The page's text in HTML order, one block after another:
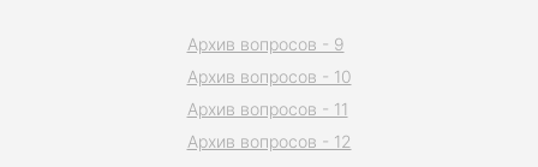
Архив вопросов - 9
Архив вопросов - 10
Архив вопросов - 11
Архив вопросов - 12